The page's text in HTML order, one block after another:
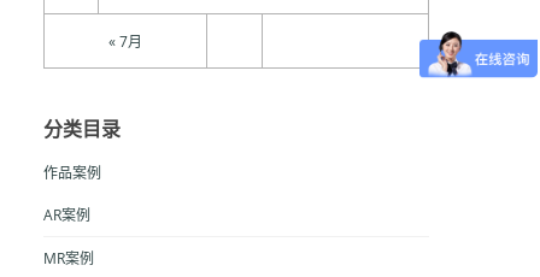
« 7月
分类目录
作品案例
AR案例
MR案例